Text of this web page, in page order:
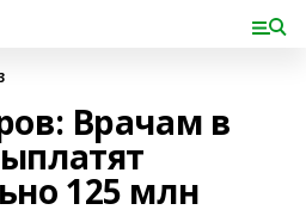
Врачам в
125 млн